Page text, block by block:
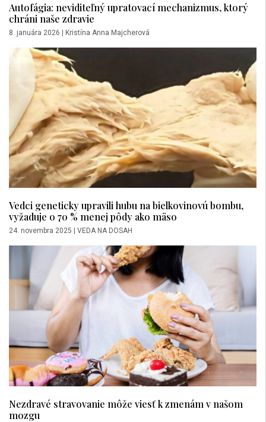
Autofágia: neviditeľný upratovací mechanizmus, ktorý
chráni naše zdravie
8. januára 2026 Kristína Anna Majcherová
Vedci geneticky upravili hubu na bielkovinovú bombu,
vyžaduje o 70 % menej pôdy ako mäso
24. novembra 2025 VEDA NA DOSAH
Nezdravé stravovanie môže viesť k zmenám v našom
mozgu